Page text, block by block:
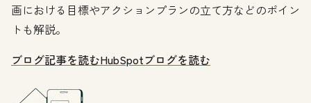
画における目標やアクションプランの立て方などのポイン
トも解説。
ブログ記事を読むHubSpotブログを読む